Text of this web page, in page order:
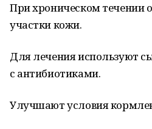
При хроническом течении
участки кожи.
Для лечения используют
с антибиотиками.
Улучшают условия